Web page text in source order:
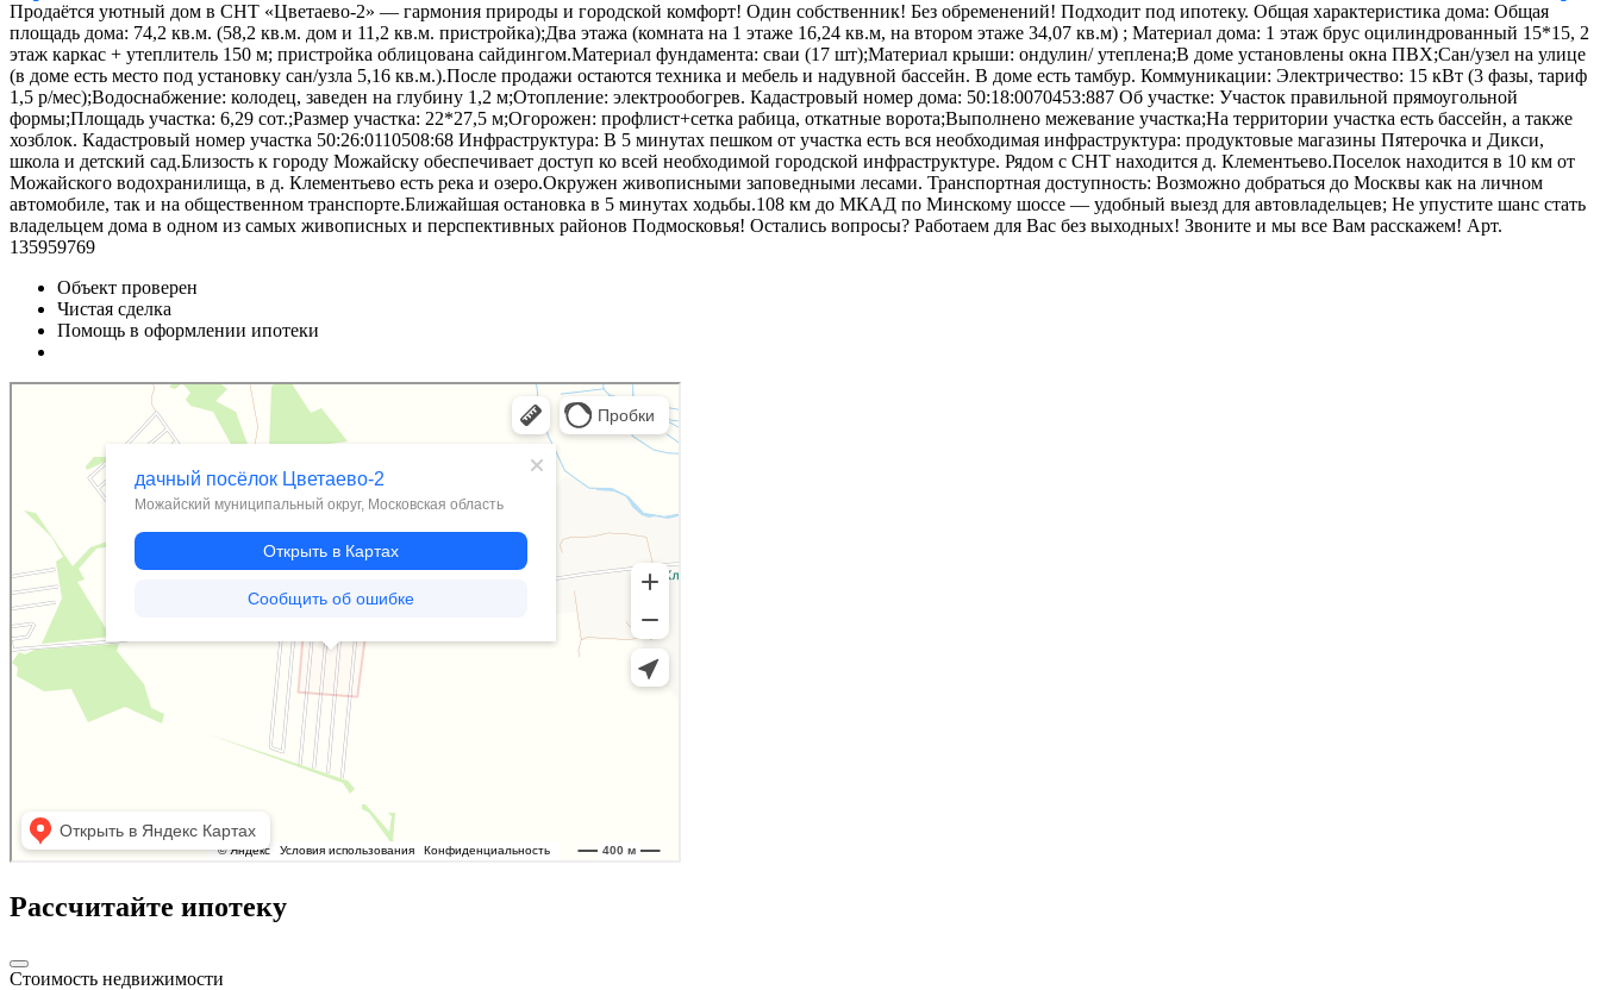
Продаётся уютный дом в СНТ «Цветаево-2» — гармония природы и городской комфорт! Один собственник! Без обременений! Подходит под ипотеку. Общая характеристика дома: Oбщaя
площaдь дoма: 74,2 кв.м. (58,2 кв.м. дом и 11,2 кв.м. пристройка);Два этажа (комната на 1 этаже 16,24 кв.м, на втором этаже 34,07 кв.м) ; Mатеpиaл дoмa: 1 этаж брус оцилиндрованный 15*15, 2
этаж каркас + утеплитель 150 м; пристройка облицована сайдингом.Материaл фундамента: сваи (17 шт);Мaтериaл крыши: ондулин/ утеплена;В доме установлены окна ПВХ;Сан/узел на улице
(в доме есть место под установку сан/узла 5,16 кв.м.).После продажи остаются техника и мебель и надувной бассейн. В доме есть тамбур. Коммуникации: Электричество: 15 кВт (3 фазы, тариф
1,5 р/мес);Водоснабжение: колодец, заведен на глубину 1,2 м;Отопление: электрообогрев. Кадастровый номер дома: 50:18:0070453:887 Об участке: Участок правильной прямоугольной
формы;Площадь участка: 6,29 сот.;Размер участка: 22*27,5 м;Огорожен: профлист+сетка рабица, откатные ворота;Выполнено межевание участка;На территории участка есть бассейн, а также
хозблок. Кадастровый номер участка 50:26:0110508:68 Инфраструктура: В 5 минутах пешком от участка есть вся необходимая инфраструктура: продуктовые магазины Пятерочка и Дикси,
школа и детский сад.Близость к городу Можайску обеспечивает доступ ко всей необходимой городской инфраструктуре. Рядом с СНТ находится д. Клементьево.Поселок находится в 10 км от
Можайского водохранилища, в д. Клементьево есть река и озеро.Окружен живописными заповедными лесами. Транспортная доступность: Возможно добраться до Москвы как на личном
автомобиле, так и на общественном транспорте.Ближайшая остановка в 5 минутах ходьбы.108 км до МКАД по Минскому шоссе — удобный выезд для автовладельцев; Не упустите шанс стать
владельцем дома в одном из самых живописных и перспективных районов Подмосковья! Остались вопросы? Работаем для Вас без выходных! Звоните и мы все Вам расскажем! Арт.
135959769
Объект проверен
Чистая сделка
Помощь в оформлении ипотеки
Рассчитайте ипотеку
Стоимость недвижимости